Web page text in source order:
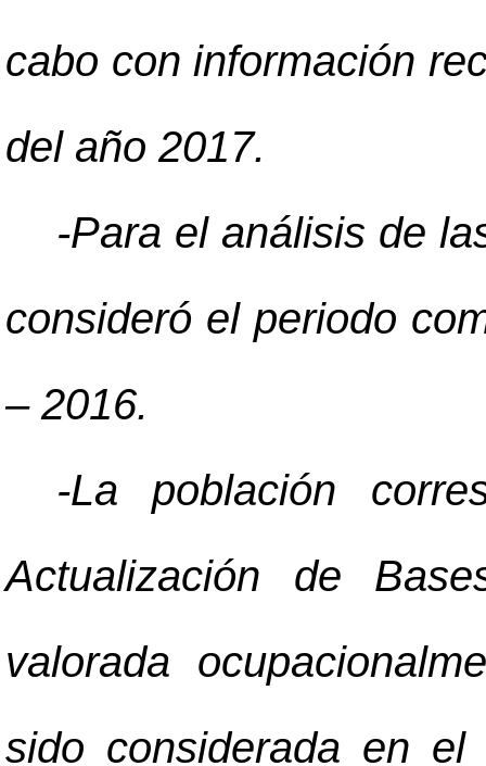
cabo con información
del año 2017.
-Para el análisis de
consideró el periodo
–2016.
-La población
Actualización de
valorada
sido considerada en el